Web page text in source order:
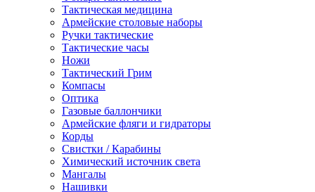
Тактическая медицина
Армейские столовые наборы
Ручки тактические
Тактические часы
Ножи
Тактический Грим
Компасы
Оптика
Газовые баллончики
Армейские фляги и гидраторы
Корды
Свистки / Карабины
Химический источник света
Мангалы
Нашивки